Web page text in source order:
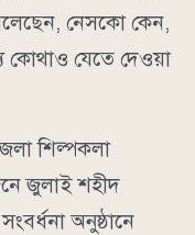
বলেছেন, নেসকো কেন,
কোথাও যেতে দেওয়া
শিল্পকলা
জুলাই শহীদ
অনুষ্ঠানে